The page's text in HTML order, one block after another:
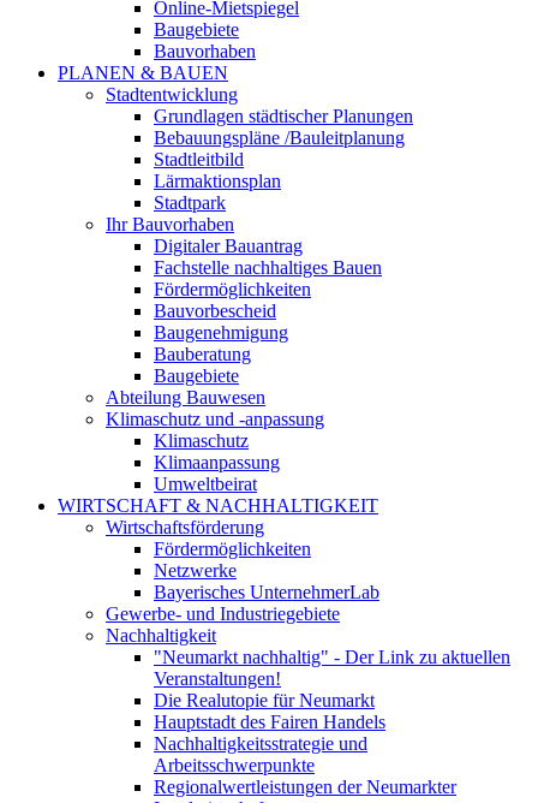
Online-Mietspiegel
Baugebiete
Bauvorhaben
PLANEN & BAUEN
Stadtentwicklung
Grundlagen städtischer Planungen
Bebauungspläne /Bauleitplanung
Stadtleitbild
Lärmaktionsplan
Stadtpark
Ihr Bauvorhaben
Digitaler Bauantrag
Fachstelle nachhaltiges Bauen
Fördermöglichkeiten
Bauvorbescheid
Baugenehmigung
Bauberatung
Baugebiete
Abteilung Bauwesen
Klimaschutz und -anpassung
Klimaschutz
Klimaanpassung
Umweltbeirat
WIRTSCHAFT & NACHHALTIGKEIT
Wirtschaftsförderung
Fördermöglichkeiten
Netzwerke
Bayerisches UnternehmerLab
Gewerbe- und Industriegebiete
Nachhaltigkeit
"Neumarkt nachhaltig" - Der Link zu aktuellen
Veranstaltungen!
Die Realutopie für Neumarkt
Hauptstadt des Fairen Handels
Nachhaltigkeitsstrategie und
Arbeitsschwerpunkte
Regionalwertleistungen der Neumarkter